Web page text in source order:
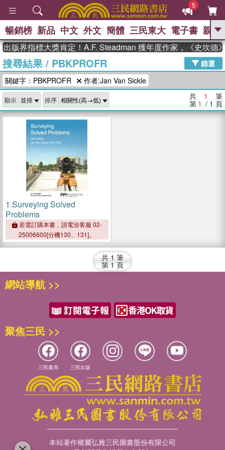
5
GO
熱搜： 高希均教授回憶錄
、 The Odyssey 、 父親節 、 花開錦
繡 、 暑期推薦
李登輝時代 、 數學女孩：黎曼猜想
、
如果歷史是一
群喵 、 臺灣漫遊錄
暢銷榜 新品 中文 外文 簡體 三民東大 電子書 親子
版界指標大獎肯定！A.F. Steadman 獲年度作家，《史坎德
搜尋結果/ PBKPROFR
篩選
關鍵字：PBKPROFR
作者:Jan Van Sickle
顯示 排序 共 1 筆
第 1 / 1 頁
1.Surveying Solved
Problems
若需訂購本書，請電洽客服 02-
25006600[分機130、131]。
共 1 筆
第 1 頁
網站導航 >>
聚焦三民 >>
三民書局 三民出版
本站著作權屬弘雅三民圖書股份有限公司